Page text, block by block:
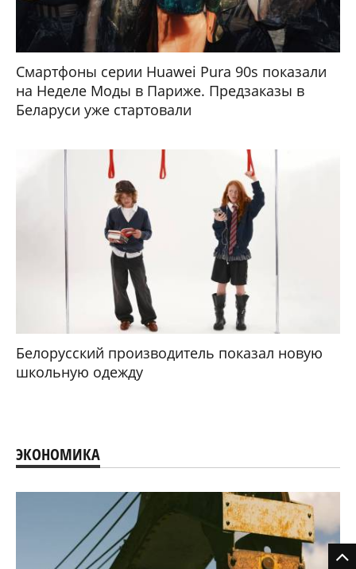
Смартфоны серии Huawei Pura 90s показали
на Неделе Моды в Париже. Предзаказы в
Беларуси уже стартовали
Белорусский производитель показал новую
школьную одежду
ЭКОНОМИКА